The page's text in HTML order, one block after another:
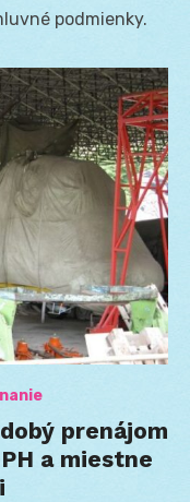
podmienky.
prenájom
a miestne